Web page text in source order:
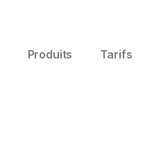
Produits Tarifs